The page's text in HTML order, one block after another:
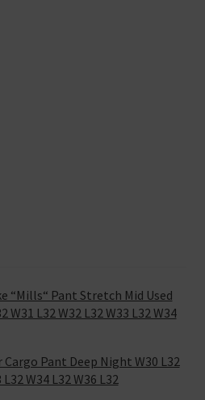
“Mills“ Pant Stretch Mid Used
W31 L32 W32 L32 W33 L32 W34
Pant Deep Night W30 L32
W34 L32 W36 L32